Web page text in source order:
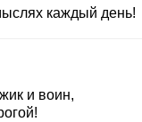
каждый день!
и воин,